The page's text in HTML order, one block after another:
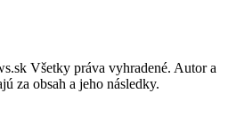
Všetky práva vyhradené. Autor a
za obsah a jeho následky.